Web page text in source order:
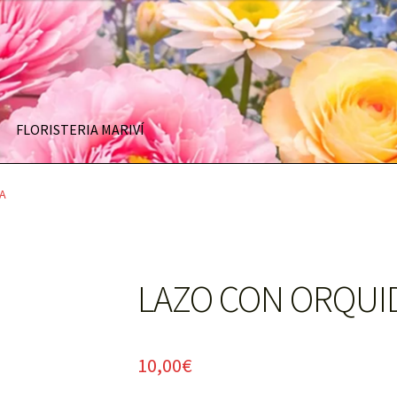
FLORISTERIA MARIVÍ
LAZO CON
10,00€